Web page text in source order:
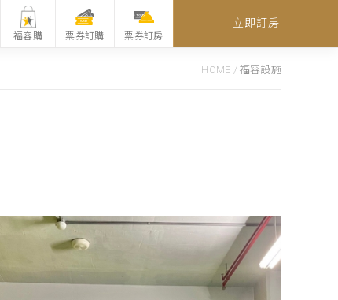
福容購 票券訂購 票券訂房
立即訂房
HOME / 福容設施